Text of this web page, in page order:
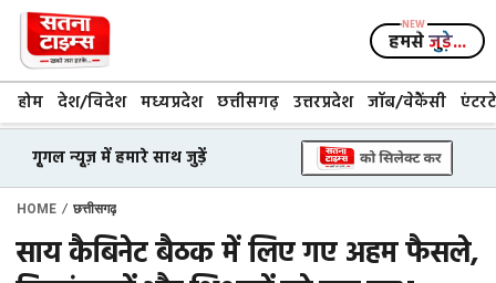
Skip
content
हमसेजुड़े...
होम देश/विदेश मध्यप्रदेश छत्तीसगढ़ उत्तरप्रदेश जॉब/वेकैंसी
गूगल न्यूज़ में हमारे साथ जुड़ें
HOME / छत्तीसगढ़
साय कैबिनेट बैठक में लिए गए अहम फैसले,